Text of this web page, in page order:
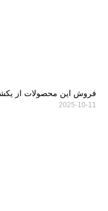
فروش این محصولات از یکشنبه 9 ژانویه
2025-10-11